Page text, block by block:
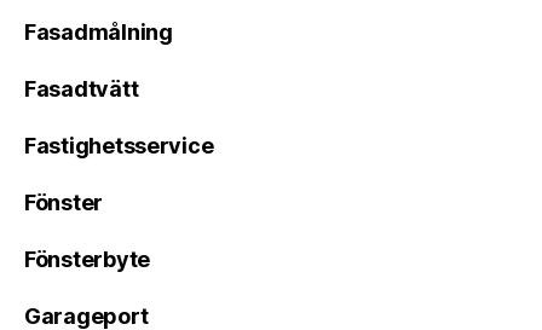
Fasadmålning
Fasadtvätt
Fastighetsservice
Fönster
Fönsterbyte
Garageport